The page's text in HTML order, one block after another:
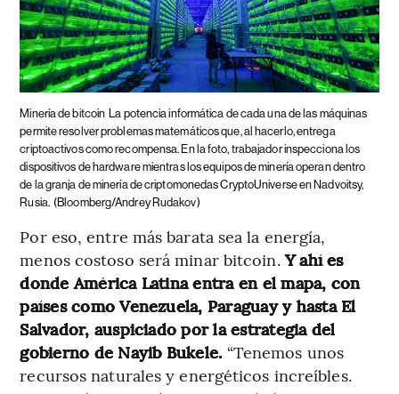
Minería de bitcoin La potencia informática de cada una de las máquinas
permite resolver problemas matemáticos que, al hacerlo, entrega
criptoactivos como recompensa. En la foto, trabajador inspecciona los
dispositivos de hardware mientras los equipos de minería operan dentro
de la granja de minería de criptomonedas CryptoUniverse en Nadvoitsy,
Rusia. (Bloomberg/Andrey Rudakov)
Por eso, entre más barata sea la energía,
menos costoso será minar bitcoin.Y ahí es
donde América Latina entra en el mapa, con
países como Venezuela, Paraguay y hasta El
Salvador, auspiciado por la estrategia del
gobierno de Nayib Bukele. “Tenemos unos
recursos naturales y energéticos increíbles.